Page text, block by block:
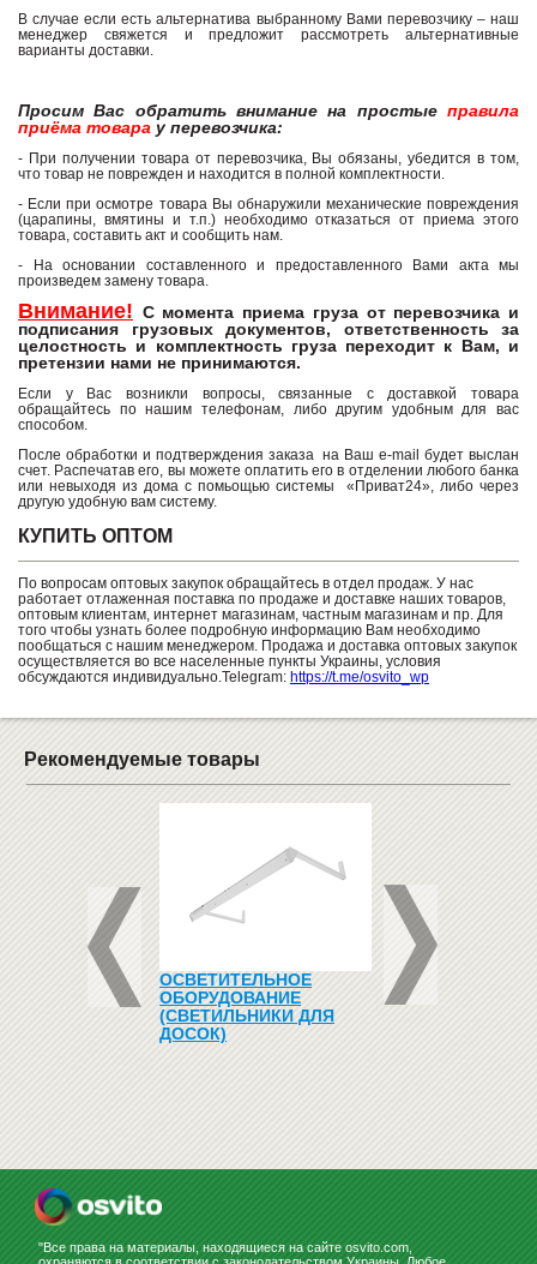
В случае если есть альтернатива выбранному Вами перевозчику – наш
менеджер свяжется и предложит рассмотреть альтернативные
варианты доставки.
Просим Вас обратить внимание на простые правила
приёма товара у перевозчика:
- При получении товара от перевозчика, Вы обязаны, убедится в том,
что товар не поврежден и находится в полной комплектности.
- Если при осмотре товара Вы обнаружили механические повреждения
(царапины, вмятины и т.п.) необходимо отказаться от приема этого
товара, составить акт и сообщить нам.
- На основании составленного и предоставленного Вами акта мы
произведем замену товара.
Внимание! С момента приема груза от перевозчика и
подписания грузовых документов, ответственность за
целостность и комплектность груза переходит к Вам, и
претензии нами не принимаются.
Если у Вас возникли вопросы, связанные с доставкой товара
обращайтесь по нашим телефонам, либо другим удобным для вас
способом.
После обработки и подтверждения заказа на Ваш e-mail будет выслан
счет. Распечатав его, вы можете оплатить его в отделении любого банка
или невыходя из дома с помьощью системы «Приват24», либо через
другую удобную вам систему.
КУПИТЬ ОПТОМ
По вопросам оптовых закупок обращайтесь в отдел продаж. У нас
работает отлаженная поставка по продаже и доставке наших товаров,
оптовым клиентам, интернет магазинам, частным магазинам и пр. Для
того чтобы узнать более подробную информацию Вам необходимо
пообщаться с нашим менеджером. Продажа и доставка оптовых закупок
осуществляется во все населенные пункты Украины, условия
обсуждаются индивидуально.Telegram: https://t.me/osvito_wp
Рекомендуемые товары
ОСВЕТИТЕЛЬНОЕ
ОБОРУДОВАНИЕ
(СВЕТИЛЬНИКИ ДЛЯ
ДОСОК)
НАБОР ДЛЯ
"Все права на материалы, находящиеся на сайте osvito.com,